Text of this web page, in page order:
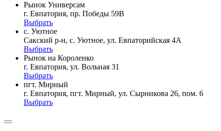
Рынок Универсам
г. Евпатория, пр. Победы 59В
Выбрать
с. Уютное
Сакский р-н, с. Уютное, ул. Евпаторийская 4А
Выбрать
Рынок на Короленко
г. Евпатория, ул. Вольная 31
Выбрать
пгт. Мирный
г. Евпатория, пгт. Мирный, ул. Сырникова 26, пом. 6
Выбрать